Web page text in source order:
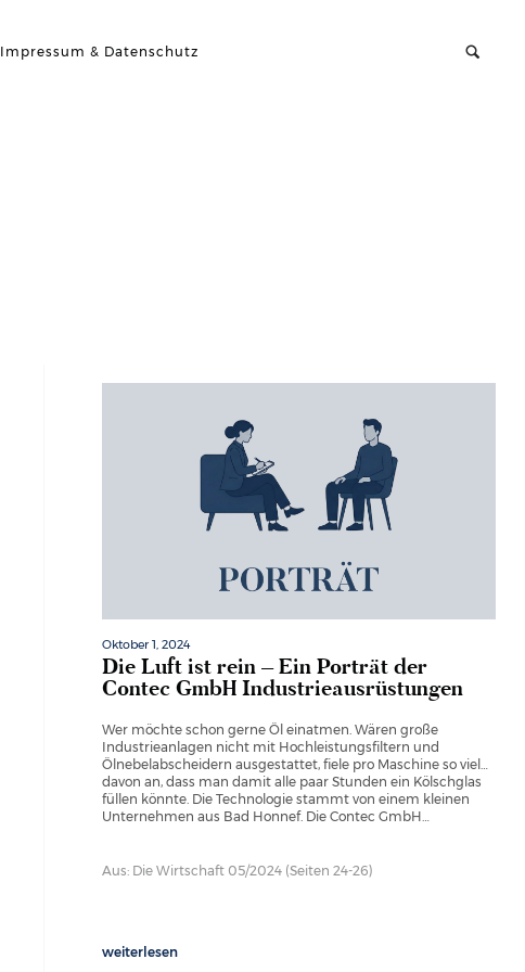
Impressum & Datenschutz
Oktober 1, 2024
Die Luft ist rein – Ein Porträt der
Contec GmbH Industrieausrüstungen
Wer möchte schon gerne Öl einatmen. Wären große
Industrieanlagen nicht mit Hochleistungsfiltern und
Ölnebelabscheidern ausgestattet, fiele pro Maschine so viel
davon an, dass man damit alle paar Stunden ein Kölschglas
füllen könnte. Die Technologie stammt von einem kleinen
Unternehmen aus Bad Honnef. Die Contec GmbH…
Aus: Die Wirtschaft 05/2024 (Seiten 24-26)
weiterlesen